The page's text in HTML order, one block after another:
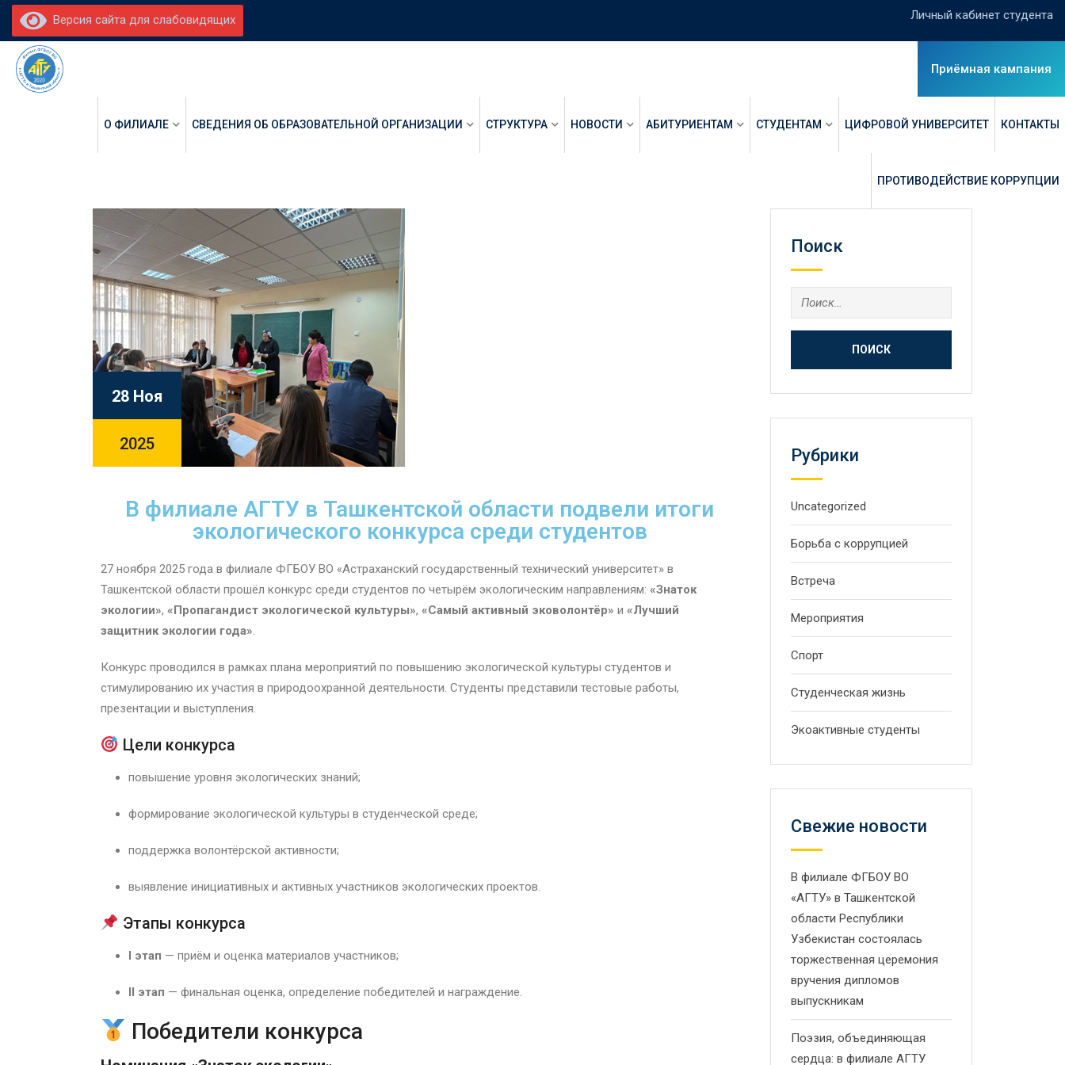
Версия сайта для слабовидящих Личный кабинет студента
Приёмная кампания
О ФИЛИАЛЕ СВЕДЕНИЯ ОБ ОБРАЗОВАТЕЛЬНОЙ ОРГАНИЗАЦИИ СТРУКТУРА НОВОСТИ АБИТУРИЕНТАМ СТУДЕНТАМ ЦИФРОВОЙ УНИВЕРСИТЕТ КОНТАКТЫ
ПРОТИВОДЕЙСТВИЕ КОРРУПЦИИ
28 Ноя
2025
В филиале АГТУ в Ташкентской области подвели итоги
экологического конкурса среди студентов
27 ноября 2025 года в филиале ФГБОУ ВО «Астраханский государственный технический университет» в
Ташкентской области прошёл конкурс среди студентов по четырём экологическим направлениям: «Знаток
экологии», «Пропагандист экологической культуры», «Самый активный эковолонтёр» и «Лучший
защитник экологии года».
Конкурс проводился в рамках плана мероприятий по повышению экологической культуры студентов и
стимулированию их участия в природоохранной деятельности. Студенты представили тестовые работы,
презентации и выступления.
Цели конкурса
повышение уровня экологических знаний;
формирование экологической культуры в студенческой среде;
поддержка волонтёрской активности;
выявление инициативных и активных участников экологических проектов.
Этапы конкурса
I этап — приём и оценка материалов участников;
II этап — финальная оценка, определение победителей и награждение.
Победители конкурса
Поиск
Рубрики
Uncategorized
Борьба с коррупцией
Встреча
Мероприятия
Спорт
Студенческая жизнь
Экоактивные студенты
Свежие новости
В филиале ФГБОУ ВО
«АГТУ» в Ташкентской
области Республики
Узбекистан состоялась
торжественная церемония
вручения дипломов
выпускникам
Поэзия, объединяющая
сердца: в филиале АГТУ